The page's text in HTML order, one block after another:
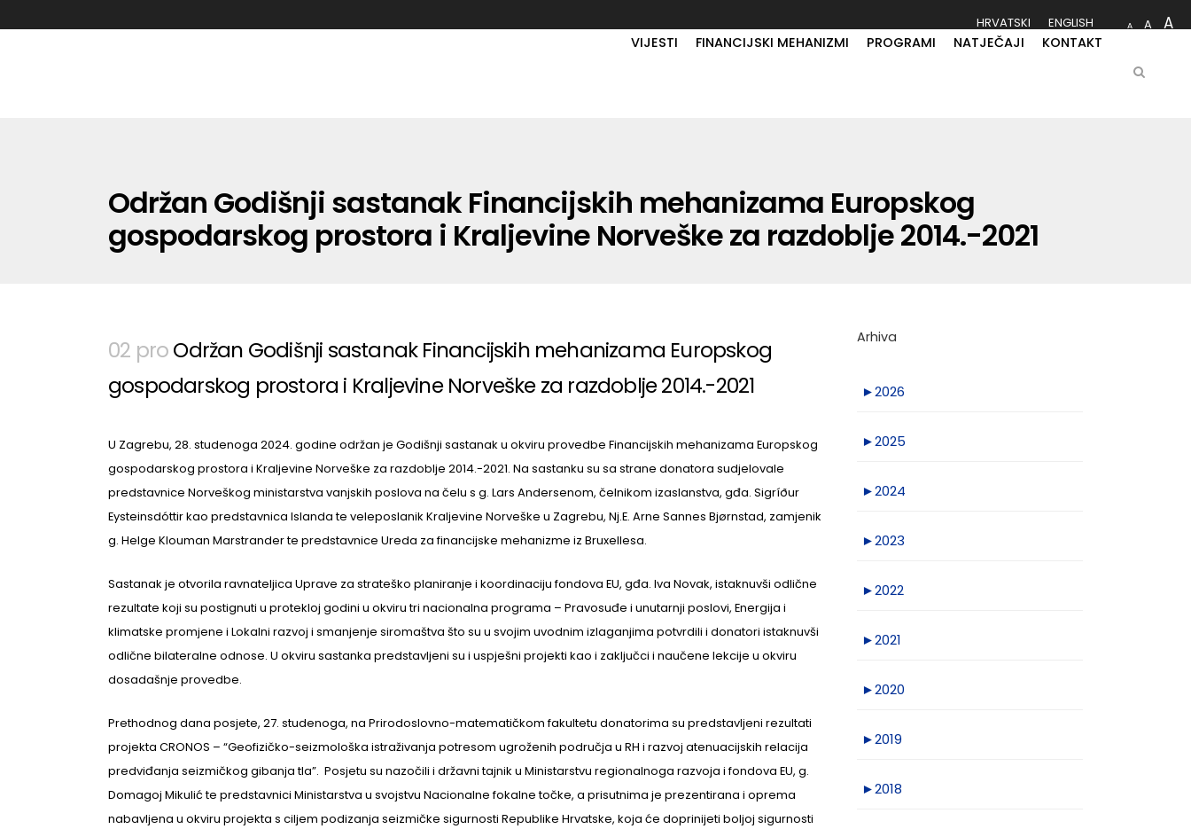
HRVATSKI ENGLISH A A A
VIJESTI FINANCIJSKI MEHANIZMI PROGRAMI NATJEČAJI KONTAKT
Održan Godišnji sastanak Financijskih mehanizama Europskog
gospodarskog prostora i Kraljevine Norveške za razdoblje 2014.-2021
02 proOdržan Godišnji sastanak Financijskih mehanizama Europskog
gospodarskog prostora i Kraljevine Norveške za razdoblje 2014.-2021
U Zagrebu, 28. studenoga 2024. godine održan je Godišnji sastanak u okviru provedbe Financijskih mehanizama Europskog
gospodarskog prostora i Kraljevine Norveške za razdoblje 2014.-2021. Na sastanku su sa strane donatora sudjelovale
predstavnice Norveškog ministarstva vanjskih poslova na čelu s g. Lars Andersenom, čelnikom izaslanstva, gđa. Sigríður
Eysteinsdóttir kao predstavnica Islanda te veleposlanik Kraljevine Norveške u Zagrebu, Nj.E. Arne Sannes Bjørnstad, zamjenik
g. Helge Klouman Marstrander te predstavnice Ureda za financijske mehanizme iz Bruxellesa.
Sastanak je otvorila ravnateljica Uprave za strateško planiranje i koordinaciju fondova EU, gđa. Iva Novak, istaknuvši odlične
rezultate koji su postignuti u protekloj godini u okviru tri nacionalna programa – Pravosuđe i unutarnji poslovi, Energija i
klimatske promjene i Lokalni razvoj i smanjenje siromaštva što su u svojim uvodnim izlaganjima potvrdili i donatori istaknuvši
odlične bilateralne odnose. U okviru sastanka predstavljeni su i uspješni projekti kao i zaključci i naučene lekcije u okviru
dosadašnje provedbe.
Prethodnog dana posjete, 27. studenoga, na Prirodoslovno-matematičkom fakultetu donatorima su predstavljeni rezultati
projekta CRONOS – “Geofizičko-seizmološka istraživanja potresom ugroženih područja u RH i razvoj atenuacijskih relacija
predviđanja seizmičkog gibanja tla”. Posjetu su nazočili i državni tajnik u Ministarstvu regionalnoga razvoja i fondova EU, g.
Domagoj Mikulić te predstavnici Ministarstva u svojstvu Nacionalne fokalne točke, a prisutnima je prezentirana i oprema
nabavljena u okviru projekta s ciljem podizanja seizmičke sigurnosti Republike Hrvatske, koja će doprinijeti boljoj sigurnosti
Arhiva
►2026
►2025
►2024
►2023
►2022
►2021
►2020
►2019
►2018